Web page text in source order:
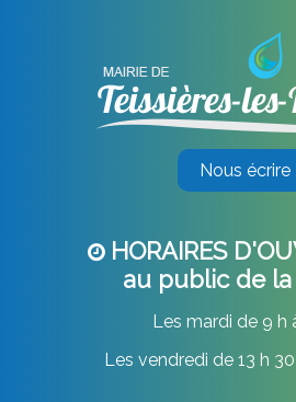
Nous écrire
HORAIRES
au public de
Les mardi de 9 h
Les vendredi de 13 h